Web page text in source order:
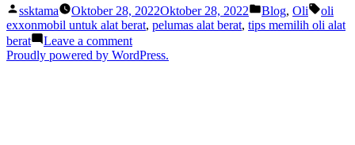
Alat
Berat
Secara
Rutin
Posted
by
ssktama Oktober 28, 2022Oktober 28, 2022
Posted
in
Blog, Oli Tags:
oli
exxonmobil untuk alat berat, pelumas alat berat, tips memilih oli alat
berat
Leave a commenton
Ganti
Proudly powered by WordPress.